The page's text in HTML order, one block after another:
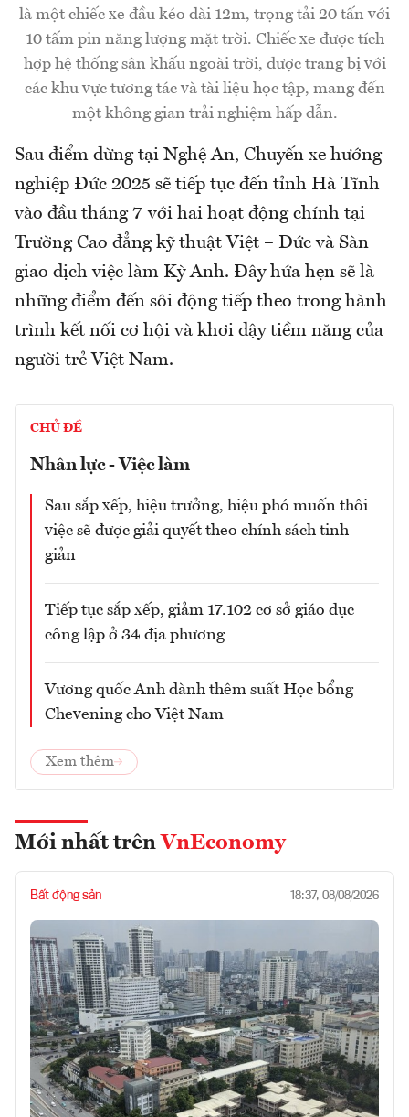
là một chiếc xe đầu kéo dài 12m, trọng tải 20 tấn với
10 tấm pin năng lượng mặt trời. Chiếc xe được tích
hợp hệ thống sân khấu ngoài trời, được trang bị với
các khu vực tương tác và tài liệu học tập, mang đến
một không gian trải nghiệm hấp dẫn.
Sau điểm dừng tại Nghệ An, Chuyến xe hướng
nghiệp Đức 2025 sẽ tiếp tục đến tỉnh Hà Tĩnh
vào đầu tháng 7 với hai hoạt động chính tại
Trường Cao đẳng kỹ thuật Việt – Đức và Sàn
giao dịch việc làm Kỳ Anh. Đây hứa hẹn sẽ là
những điểm đến sôi động tiếp theo trong hành
trình kết nối cơ hội và khơi dậy tiềm năng của
người trẻ Việt Nam.
CHỦ ĐỀ
Nhân lực - Việc làm
Sau sắp xếp, hiệu trưởng, hiệu phó muốn thôi
việc sẽ được giải quyết theo chính sách tinh
giản
Tiếp tục sắp xếp, giảm 17.102 cơ sở giáo dục
công lập ở 34 địa phương
Vương quốc Anh dành thêm suất Học bổng
Chevening cho Việt Nam
Xem thêm
Mới nhất trên VnEconomy
Bất động sản 18:37, 08/08/2026